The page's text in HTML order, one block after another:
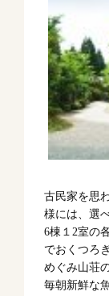
古民家を思
様には、選
6棟１2室の
でおくつろ
めぐみ山荘
毎朝新鮮な